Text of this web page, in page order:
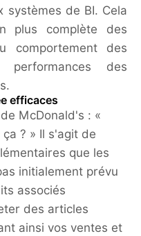
systèmes de BI. Cela
plus complète des
comportement des
des
efficaces
McDonald's : «
? » Il s'agit de
que les
initialement prévu
associés
des articles
ainsi vos ventes et